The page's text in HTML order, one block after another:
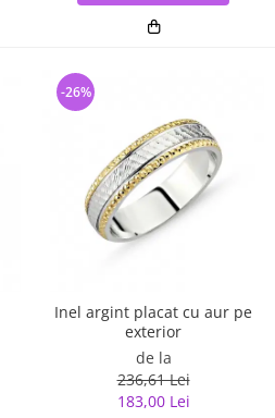
Inel argint placat cu aur pe
exterior
de la
236,61 Lei
183,00 Lei
-26%